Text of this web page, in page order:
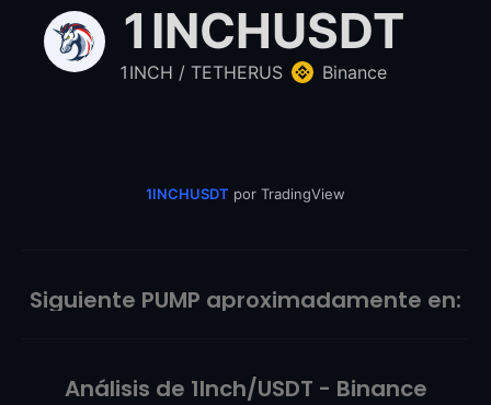
1INCHUSDT por TradingView
Siguiente PUMP aproximadamente en:
Análisis de 1Inch/USDT - Binance